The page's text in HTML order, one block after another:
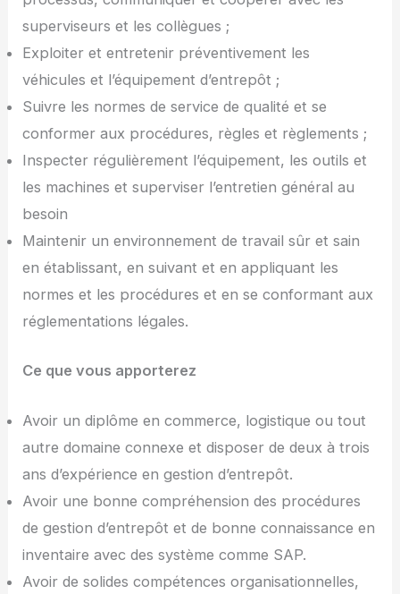
superviseurs et les collègues ;
Exploiter et entretenir préventivement les
véhicules et l’équipement d’entrepôt ;
Suivre les normes de service de qualité et se
conformer aux procédures, règles et règlements ;
Inspecter régulièrement l’équipement, les outils et
les machines et superviser l’entretien général au
besoin
Maintenir un environnement de travail sûr et sain
en établissant, en suivant et en appliquant les
normes et les procédures et en se conformant aux
réglementations légales.
Ce que vous apporterez
Avoir un diplôme en commerce, logistique ou tout
autre domaine connexe et disposer de deux à trois
ans d’expérience en gestion d’entrepôt.
Avoir une bonne compréhension des procédures
de gestion d’entrepôt et de bonne connaissance en
inventaire avec des système comme SAP.
Avoir de solides compétences organisationnelles,